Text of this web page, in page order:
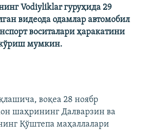
Vodiyliklar гуруҳида 29
видеода одамлар автомобил
воситалари ҳаракатини
мумкин.
воқеа 28 ноябр
шаҳрининг Далварзин ва
Қўштепа маҳаллалари